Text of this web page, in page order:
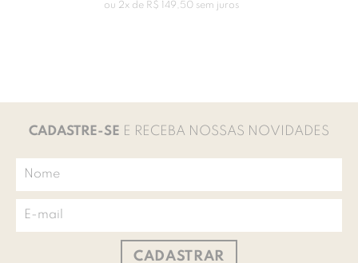
ou 2x de R$ 149 50sem juros
CADASTRE-SE E RECEBA NOSSAS NOVIDADES
CADASTRAR